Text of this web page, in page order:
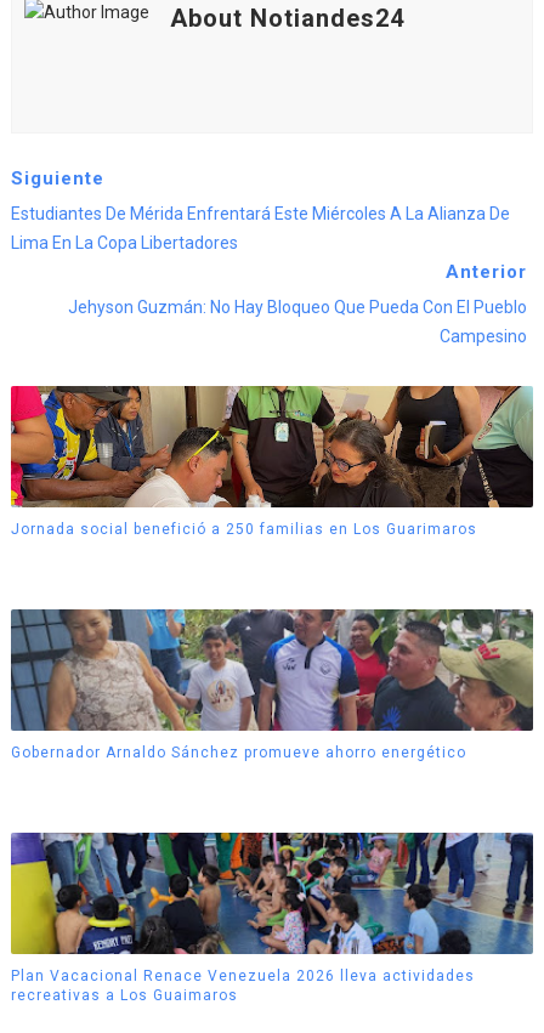
About Notiandes24
Siguiente
Estudiantes De Mérida Enfrentará Este Miércoles A La Alianza De
Lima En La Copa Libertadores
Anterior
Jehyson Guzmán: No Hay Bloqueo Que Pueda Con El Pueblo
Campesino
Jornada social benefició a 250 familias en Los Guarimaros
Gobernador Arnaldo Sánchez promueve ahorro energético
Plan Vacacional Renace Venezuela 2026 lleva actividades
recreativas a Los Guaimaros